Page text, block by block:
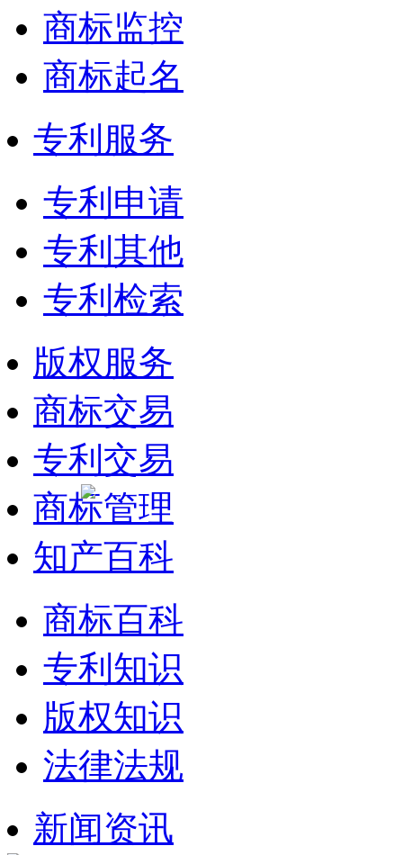
商标监控
商标起名
专利服务
专利申请
专利其他
专利检索
版权服务
商标交易
专利交易
商标管理
知产百科
商标百科
专利知识
版权知识
法律法规
新闻资讯